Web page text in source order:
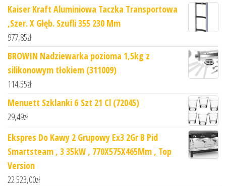
Kaiser Kraft Aluminiowa Taczka Transportowa
,Szer. X Głęb. Szufli 355 230 Mm
977,85zł
BROWIN Nadziewarka pozioma 1,5kg z
silikonowym tłokiem (311009)
114,55zł
Menuett Szklanki 6 Szt 21 Cl (72045)
29,49zł
Ekspres Do Kawy 2 Grupowy Ex3 2Gr B Pid
Smartsteam , 3 35kW , 770X575X465Mm , Top
Version
22 523,00zł